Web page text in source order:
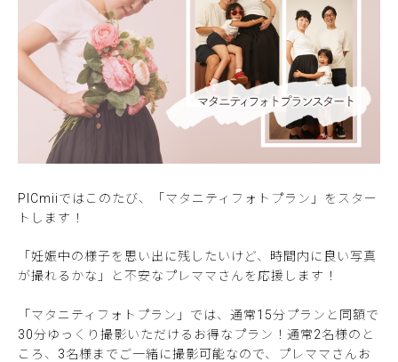
PICmiiではこのたび、「マタニティフォトプラン」をスター
トします！
「妊娠中の様子を思い出に残したいけど、時間内に良い写真
が撮れるかな」と不安なプレママさんを応援します！
「マタニティフォトプラン」では、通常15分プランと同額で
30分ゆっくり撮影いただけるお得なプラン！通常2名様のと
ころ、3名様までご一緒に撮影可能なので、プレママさんお